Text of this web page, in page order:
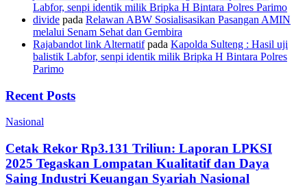
Labfor, senpi identik milik Bripka H Bintara Polres Parimo
divide pada Relawan ABW Sosialisasikan Pasangan AMIN
melalui Senam Sehat dan Gembira
Rajabandot link Alternatifpada Kapolda Sulteng : Hasil uji
balistik Labfor, senpi identik milik Bripka H Bintara Polres
Parimo
Recent Posts
Nasional
Cetak Rekor Rp3.131 Triliun: Laporan LPKSI
2025 Tegaskan Lompatan Kualitatif dan Daya
Saing Industri Keuangan Syariah Nasional